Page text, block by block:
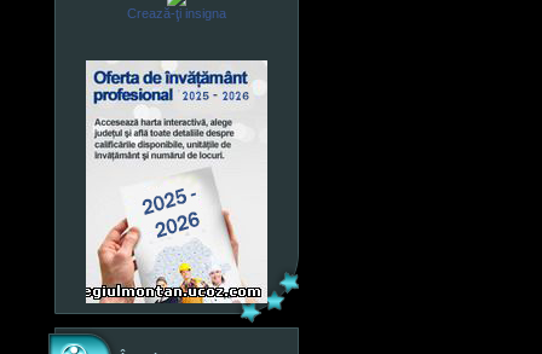
Crează-ţi insigna